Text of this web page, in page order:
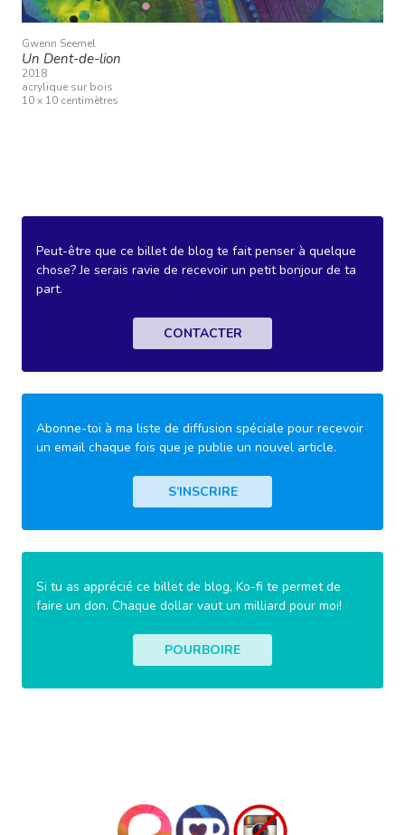
Gwenn Seemel
Un Dent-de-lion
2018
acrylique sur bois
10 x 10 centimètres
Peut-être que ce billet de blog te fait penser à quelque
chose? Je serais ravie de recevoir un petit bonjour de ta
part.
CONTACTER
Abonne-toi à ma liste de diffusion spéciale pour recevoir
un email chaque fois que je publie un nouvel article.
S’INSCRIRE
Si tu as apprécié ce billet de blog, Ko-fi te permet de
faire un don. Chaque dollar vaut un milliard pour moi!
POURBOIRE